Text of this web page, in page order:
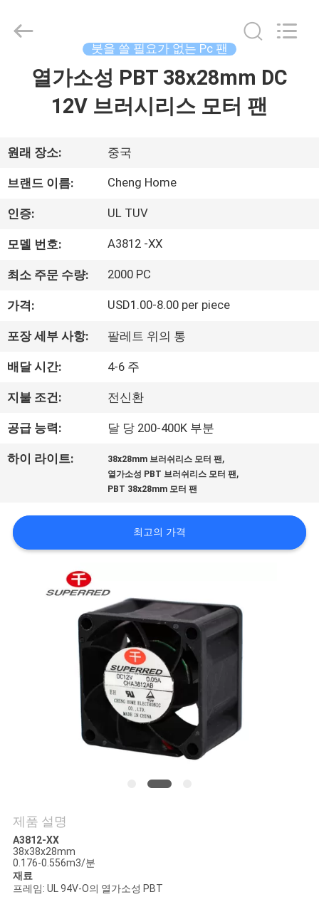
품
VR
우
리
에
대
하
여
공
여
행
세
요
Cheng
Home
붓을 쓸 필요가 없는 Pc 팬
열가소성 PBT 38x28mm DC
12V 브러시리스 모터 팬
원래 장소: 중국
브랜드 이름: Cheng Home
인증: UL TUV
모델 번호: A3812 -XX
최소 주문 수량: 2000 PC
가격: USD1.00-8.00 per piece
포장 세부 사항: 팔레트 위의 통
배달 시간: 4-6 주
지불 조건: 전신환
공급 능력: 달 당 200-400K 부분
하이 라이트: 38x28mm 브러쉬리스 모터 팬,
열가소성 PBT 브러쉬리스 모터 팬,
PBT 38x28mm 모터 팬
최고의 가격
제품 설명
A3812-XX
38x38x28mm
0.176-0.556m3/분
재료
프레임: UL 94V-O의 열가소성 PBT